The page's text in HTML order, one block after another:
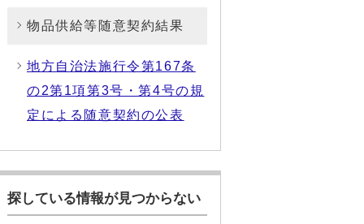
物品供給等随意契約結果
地方自治法施行令第167条
の2第1項第3号・第4号の規
定による随意契約の公表
探している情報が見つからない